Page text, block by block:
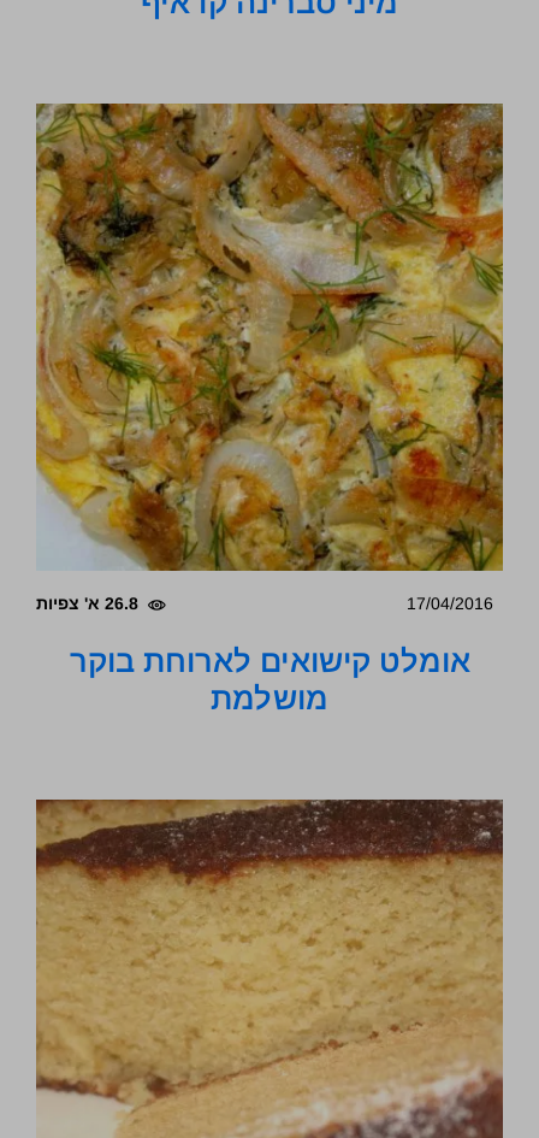
17/04/2016 26.8 א' צפיות
אומלט קישואים לארוחת בוקר
מושלמת